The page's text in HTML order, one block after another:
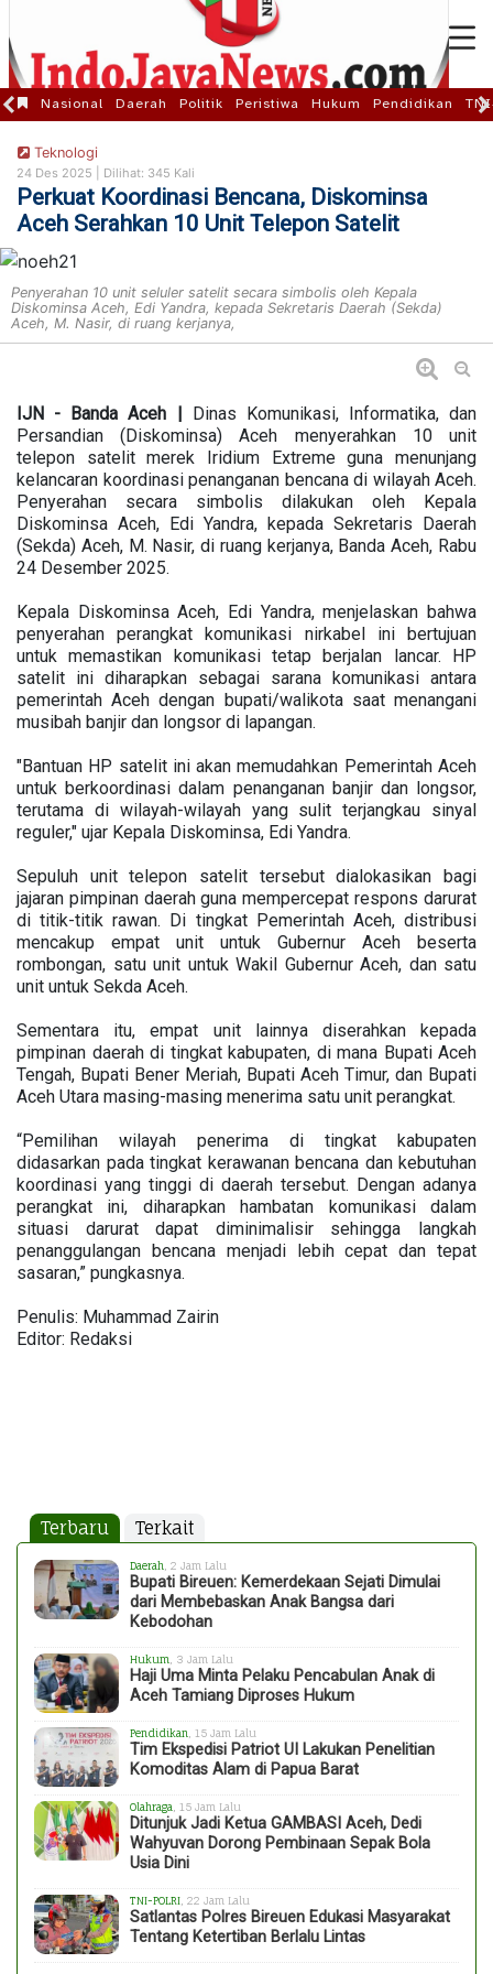
Nasional Daerah Politik Peristiwa Hukum Pendidikan
Teknologi
24 Des 2025 | Dilihat: 345 Kali
Perkuat Koordinasi Bencana, Diskominsa
Aceh Serahkan 10 Unit Telepon Satelit
Penyerahan 10 unit seluler satelit secara simbolis oleh Kepala
Diskominsa Aceh, Edi Yandra, kepada Sekretaris Daerah (Sekda)
Aceh, M. Nasir, di ruang kerjanya,
IJN - Banda Aceh | Dinas Komunikasi, Informatika, dan
Persandian (Diskominsa) Aceh menyerahkan 10 unit
telepon satelit merek Iridium Extreme guna menunjang
kelancaran koordinasi penanganan bencana di wilayah Aceh.
Penyerahan secara simbolis dilakukan oleh Kepala
Diskominsa Aceh, Edi Yandra, kepada Sekretaris Daerah
(Sekda) Aceh, M. Nasir, di ruang kerjanya, Banda Aceh, Rabu
24 Desember 2025.
Kepala Diskominsa Aceh, Edi Yandra, menjelaskan bahwa
penyerahan perangkat komunikasi nirkabel ini bertujuan
untuk memastikan komunikasi tetap berjalan lancar. HP
satelit ini diharapkan sebagai sarana komunikasi antara
pemerintah Aceh dengan bupati/walikota saat menangani
musibah banjir dan longsor di lapangan.
"Bantuan HP satelit ini akan memudahkan Pemerintah Aceh
untuk berkoordinasi dalam penanganan banjir dan longsor,
terutama di wilayah-wilayah yang sulit terjangkau sinyal
reguler," ujar Kepala Diskominsa, Edi Yandra.
Sepuluh unit telepon satelit tersebut dialokasikan bagi
jajaran pimpinan daerah guna mempercepat respons darurat
di titik-titik rawan. Di tingkat Pemerintah Aceh, distribusi
mencakup empat unit untuk Gubernur Aceh beserta
rombongan, satu unit untuk Wakil Gubernur Aceh, dan satu
unit untuk Sekda Aceh.
Sementara itu, empat unit lainnya diserahkan kepada
pimpinan daerah di tingkat kabupaten, di mana Bupati Aceh
Tengah, Bupati Bener Meriah, Bupati Aceh Timur, dan Bupati
Aceh Utara masing-masing menerima satu unit perangkat.
“Pemilihan wilayah penerima di tingkat kabupaten
didasarkan pada tingkat kerawanan bencana dan kebutuhan
koordinasi yang tinggi di daerah tersebut. Dengan adanya
perangkat ini, diharapkan hambatan komunikasi dalam
situasi darurat dapat diminimalisir sehingga langkah
penanggulangan bencana menjadi lebih cepat dan tepat
sasaran,” pungkasnya.
Penulis: Muhammad Zairin
Editor: Redaksi
Terbaru Terkait
Daerah , 2 Jam Lalu
Bupati Bireuen: Kemerdekaan Sejati Dimulai
dari Membebaskan Anak Bangsa dari
Kebodohan
Hukum , 3 Jam Lalu
Haji Uma Minta Pelaku Pencabulan Anak di
Aceh Tamiang Diproses Hukum
Pendidikan , 15 Jam Lalu
Tim Ekspedisi Patriot UI Lakukan Penelitian
Komoditas Alam di Papua Barat
Olahraga , 15 Jam Lalu
Ditunjuk Jadi Ketua GAMBASI Aceh, Dedi
Wahyuvan Dorong Pembinaan Sepak Bola
Usia Dini
TNI-POLRI , 22 Jam Lalu
Satlantas Polres Bireuen Edukasi Masyarakat
Tentang Ketertiban Berlalu Lintas